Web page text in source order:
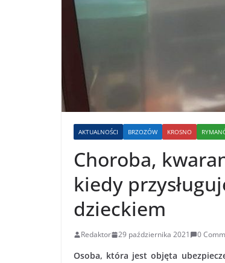
AKTUALNOŚCI BRZOZÓW KROSNO
Choroba,
kiedy
dzieckiem
Redaktor 29 października 2021 0
Osoba, która jest objęta